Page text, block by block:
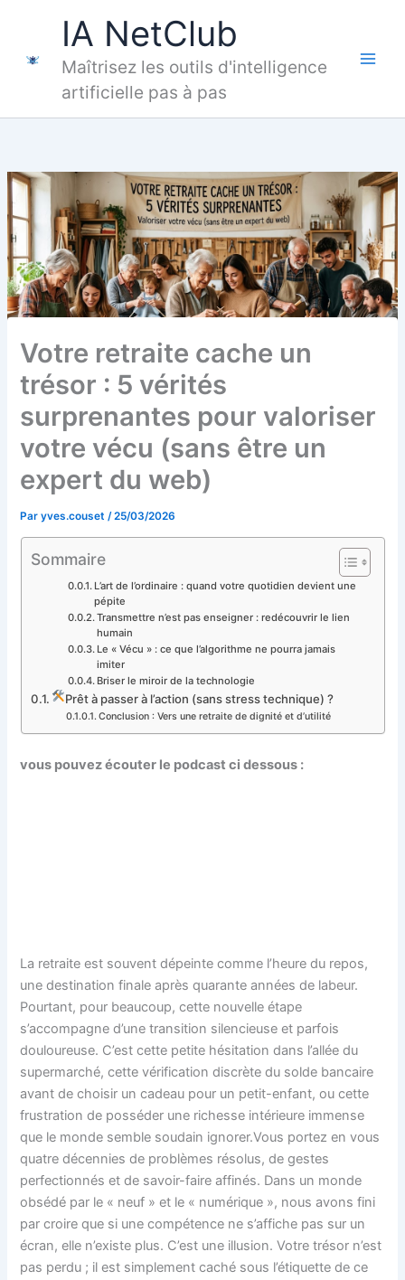
contenu
IA NetClub
Maîtrisez les outils d'intelligence
artificielle pas à pas
Votre retraite cache un
trésor : 5 vérités
surprenantes pour valoriser
votre vécu (sans être un
expert du web)
Paryves.couset/25/03/2026
Sommaire
L’art de l’ordinaire : quand votre quotidien devient une
pépite
Transmettre n’est pas enseigner : redécouvrir le lien
humain
Le « Vécu » : ce que l’algorithme ne pourra jamais
imiter
Briser le miroir de la technologie
Prêt à passer à l’action (sans stress technique) ?
Conclusion : Vers une retraite de dignité et d’utilité
vous pouvez écouter le podcast ci dessous :
La retraite est souvent dépeinte comme l’heure du repos,
une destination finale après quarante années de labeur.
Pourtant, pour beaucoup, cette nouvelle étape
s’accompagne d’une transition silencieuse et parfois
douloureuse. C’est cette petite hésitation dans l’allée du
supermarché, cette vérification discrète du solde bancaire
avant de choisir un cadeau pour un petit-enfant, ou cette
frustration de posséder une richesse intérieure immense
que le monde semble soudain ignorer.Vous portez en vous
quatre décennies de problèmes résolus, de gestes
perfectionnés et de savoir-faire affinés. Dans un monde
obsédé par le « neuf » et le « numérique », nous avons fini
par croire que si une compétence ne s’affiche pas sur un
écran, elle n’existe plus. C’est une illusion. Votre trésor n’est
pas perdu ; il est simplement caché sous l’étiquette de ce